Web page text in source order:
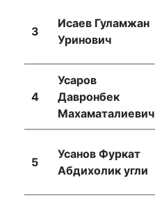
3
Исаев Гуламжан
Уринович
4
Усаров
Давронбек
Махаматалиевич
5
Усанов Фуркат
Абдихолик угли